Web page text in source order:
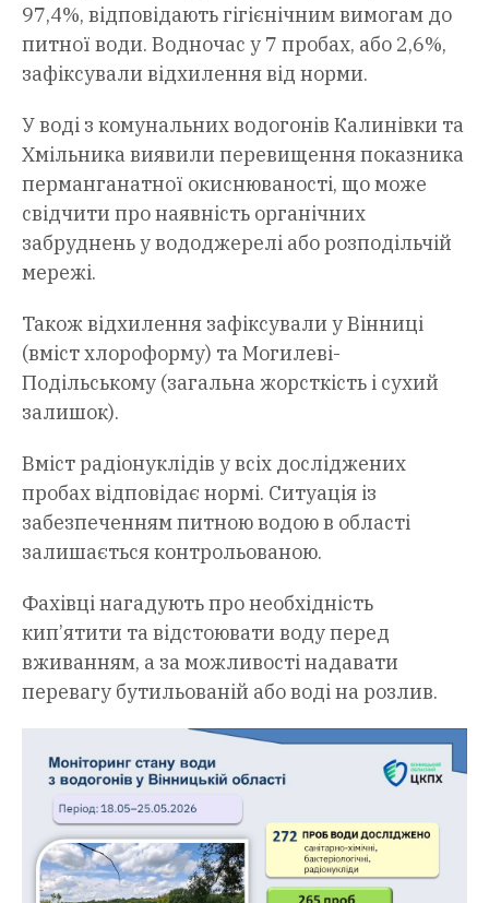
97,4%, відповідають гігієнічним вимогам до
питної води. Водночас у 7 пробах, або 2,6%,
зафіксували відхилення від норми.
У воді з комунальних водогонів Калинівки та
Хмільника виявили перевищення показника
перманганатної окиснюваності, що може
свідчити про наявність органічних
забруднень у вододжерелі або розподільчій
мережі.
Також відхилення зафіксували у Вінниці
(вміст хлороформу) та Могилеві-
Подільському (загальна жорсткість і сухий
залишок).
Вміст радіонуклідів у всіх досліджених
пробах відповідає нормі. Ситуація із
забезпеченням питною водою в області
залишається контрольованою.
Фахівці нагадують про необхідність
кип’ятити та відстоювати воду перед
вживанням, а за можливості надавати
перевагу бутильованій або воді на розлив.